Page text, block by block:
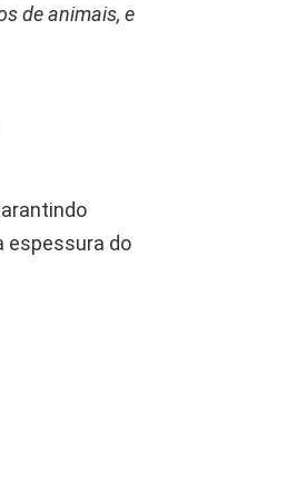
de animais, e
espessura do